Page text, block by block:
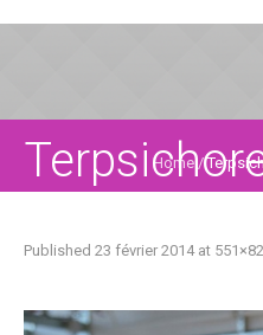
Home /
Published 23 février 2014at